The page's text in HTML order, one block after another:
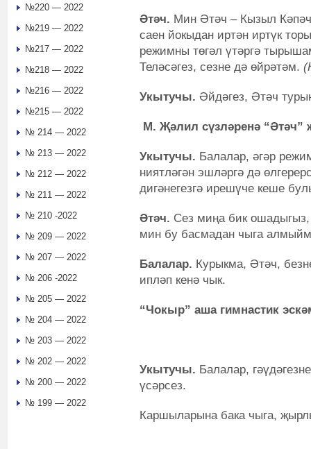
Әтәч. Мин Әтәч – Кызыл
саен йокыдан иртән иртүк
режимны төгәл үтәргә
Теләсәгез, сезне дә өйрәтәм.
Укытучы. Әйдәгез, Әтәч
М. Җәлил сүзләренә
Укытучы. Балалар, әгәр
ниятләгән эшләргә дә
дигәнегезгә ирешүче кеше
Әтәч. Сез миңа бик
мин бу басмадан чыга
Балалар. Курыкма, Әтәч,
ипләп кенә чык.
“Чокыр” аша гимнастик
Укытучы. Балалар,
үсәрсез.
Каршыларына бака чыга,
№220 — 2022
№219 — 2022
№217 — 2022
№218 — 2022
№216 — 2022
№215 — 2022
№ 214 — 2022
№ 213 — 2022
№ 212 — 2022
№ 211 — 2022
№ 210 -2022
№ 209 — 2022
№ 207 — 2022
№ 206 -2022
№ 205 — 2022
№ 204 — 2022
№ 203 — 2022
№ 202 — 2022
№ 200 — 2022
№ 199 — 2022